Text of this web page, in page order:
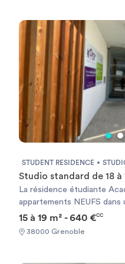
de plaisance, plages et
STUDENT RESIDENCE
Studio standard de 18 à
La résidence étudiante
appartements NEUFS
de cèdres centenaires et
l'arrêt de tram "MOUNIER"
15 à 19 m² - 640 €CC
38000 Grenoble